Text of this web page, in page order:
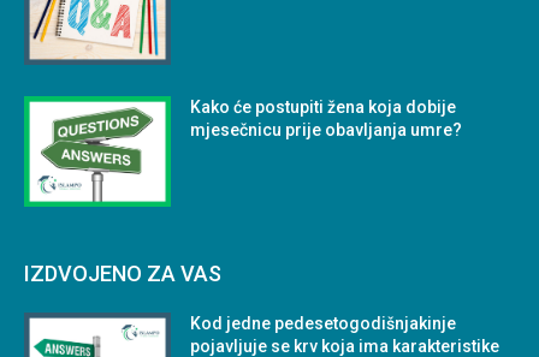
Kako će postupiti žena koja dobije
mjesečnicu prije obavljanja umre?
IZDVOJENO ZA VAS
Kod jedne pedesetogodišnjakinje
pojavljuje se krv koja ima karakteristike